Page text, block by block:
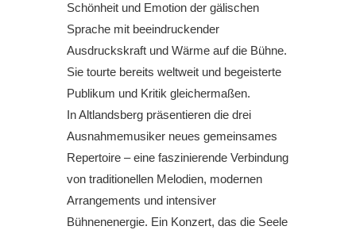
Schönheit und Emotion der gälischen
Sprache mit beeindruckender
Ausdruckskraft und Wärme auf die Bühne.
Sie tourte bereits weltweit und begeisterte
Publikum und Kritik gleichermaßen.
In Altlandsberg präsentieren die drei
Ausnahmemusiker neues gemeinsames
Repertoire – eine faszinierende Verbindung
von traditionellen Melodien, modernen
Arrangements und intensiver
Bühnenenergie. Ein Konzert, das die Seele